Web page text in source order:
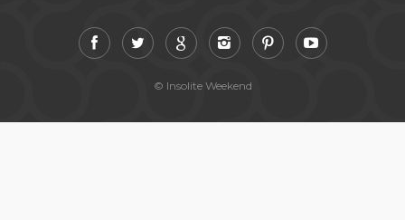
© Insolite Weekend